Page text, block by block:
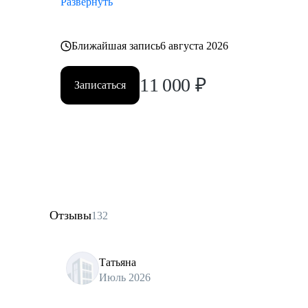
Ближайшая запись6 августа 2026
Записаться 11 000 ₽
Отзывы132
Татьяна
Июль 2026